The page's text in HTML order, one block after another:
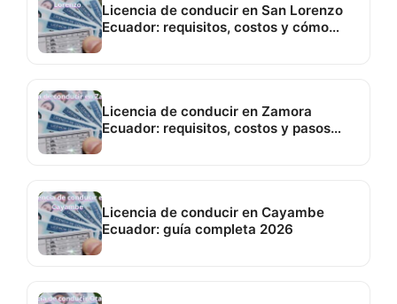
Licencia de conducir en San Lorenzo
Ecuador: requisitos, costos y cómo
Licencia de conducir en Zamora
Ecuador: requisitos, costos y pasos
Licencia de conducir en Cayambe
Ecuador: guía completa 2026